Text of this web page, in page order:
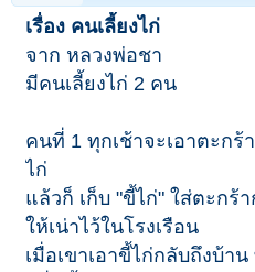
เรื่อง คนเลี้ยงไก่
จาก หลวงพ่อชา
มีคนเลี้ยงไก่ 2 คน
คนที่ 1 ทุกเช้าจะเอาตะกร้
ไก่
แล้วก็ เก็บ "ขี้ไก่" ใส่ตะกร้
ให้เน่าไว้ในโรงเรือน
เมื่อเขาเอาขี้ไก่กลับถึงบ้า